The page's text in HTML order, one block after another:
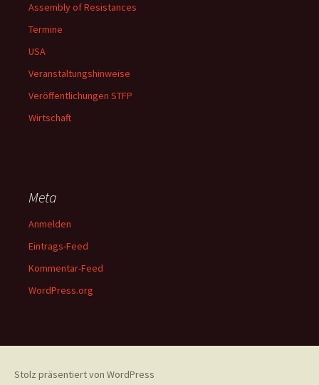
Assembly of Resistances
Termine
USA
Veranstaltungshinweise
Veröffentlichungen STFP
Wirtschaft
Meta
Anmelden
Eintrags-Feed
Kommentar-Feed
WordPress.org
Stolz präsentiert von WordPress